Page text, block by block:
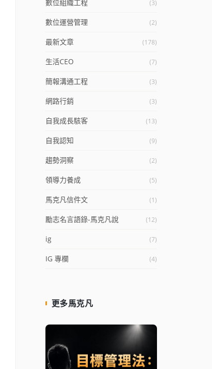
數位組織工程 (3)
數位運營管理 (2)
最新文章 (178)
生活CEO (7)
簡報溝通工程 (3)
網路行銷 (3)
自我成長駭客 (13)
自我認知 (9)
趨勢洞察 (2)
領導力養成 (5)
馬克凡信件文 (1)
勵志名言語錄-馬克凡說 (12)
ig (7)
IG 專欄 (4)
更多馬克凡